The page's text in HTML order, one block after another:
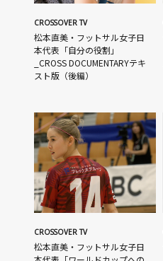
CROSSOVER TV
松本直美・フットサル女子日
本代表「自分の役割」
_CROSS DOCUMENTARYテキ
スト版（後編）
CROSSOVER TV
松本直美・フットサル女子日